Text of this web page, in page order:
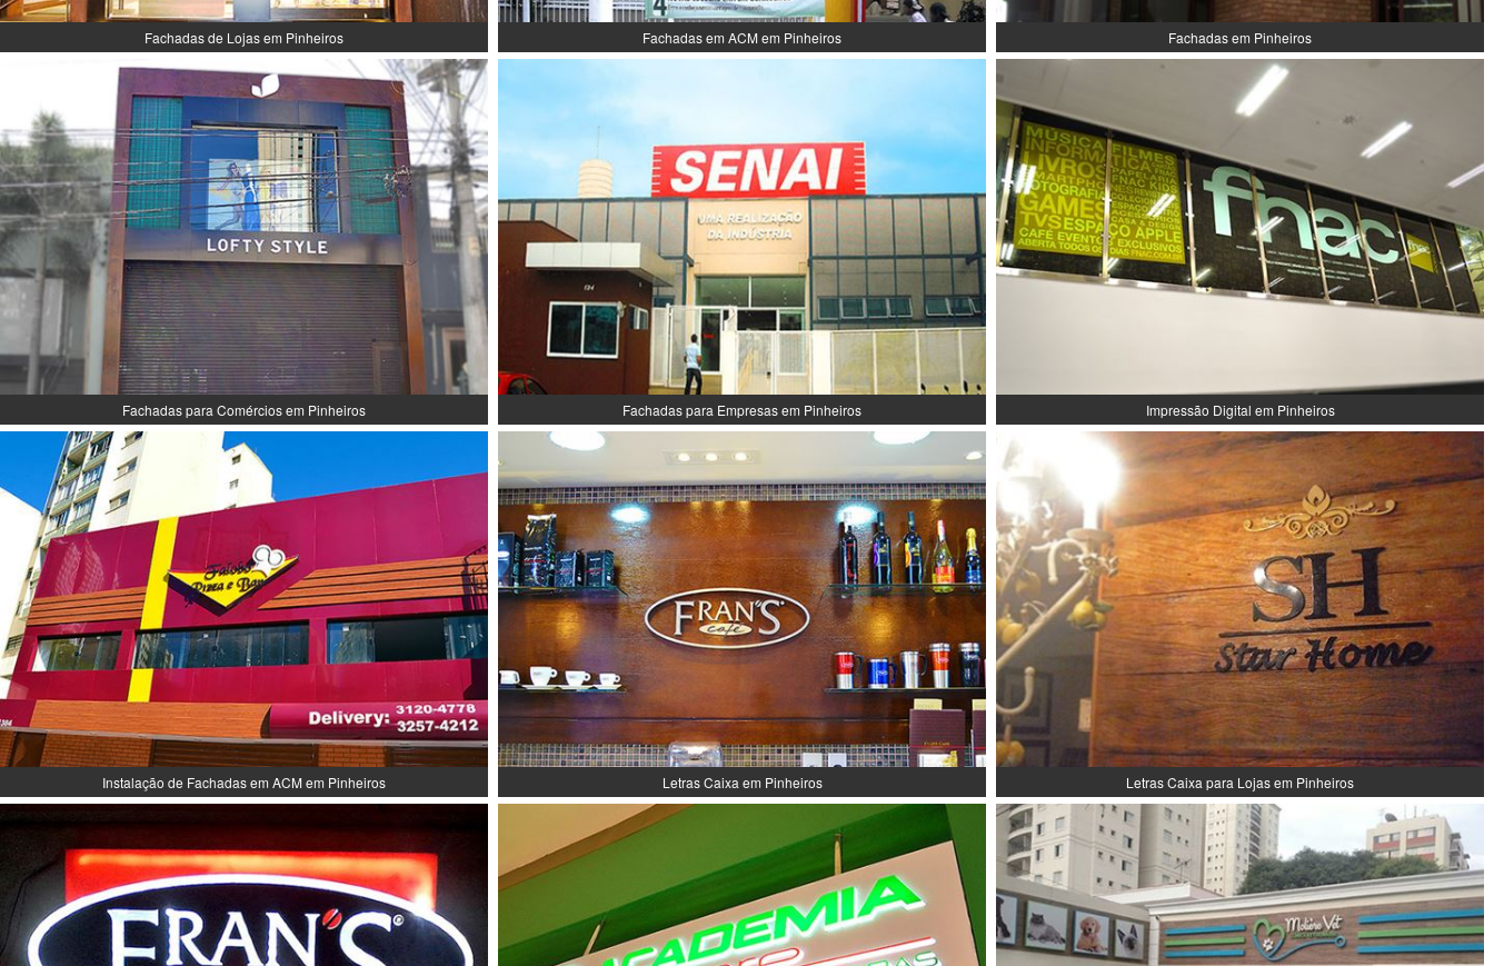
Fachadas de Lojas em Pinheiros Fachadas em ACM em Pinheiros Fachadas em Pinheiros
Fachadas para Comércios em Pinheiros Fachadas para Empresas em Pinheiros Impressão Digital em Pinheiros
Instalação de Fachadas em ACM em Pinheiros Letras Caixa em Pinheiros Letras Caixa para Lojas em Pinheiros